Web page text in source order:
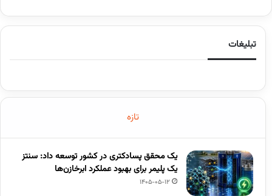
تبلیغات
تازه
یک محقق پسادکتری در کشور توسعه داد: سنتز
یک پلیمر برای بهبود عملکرد ابرخازن‌ها
1405-05-12